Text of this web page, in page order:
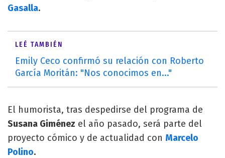
Gasalla.
LEÉ TAMBIÉN
Emily Ceco confirmó su relación con Roberto
García Moritán: "Nos conocimos en..."
El humorista, tras despedirse del programa de
Susana Giménez el año pasado, será parte del
proyecto cómico y de actualidad con Marcelo
Polino.